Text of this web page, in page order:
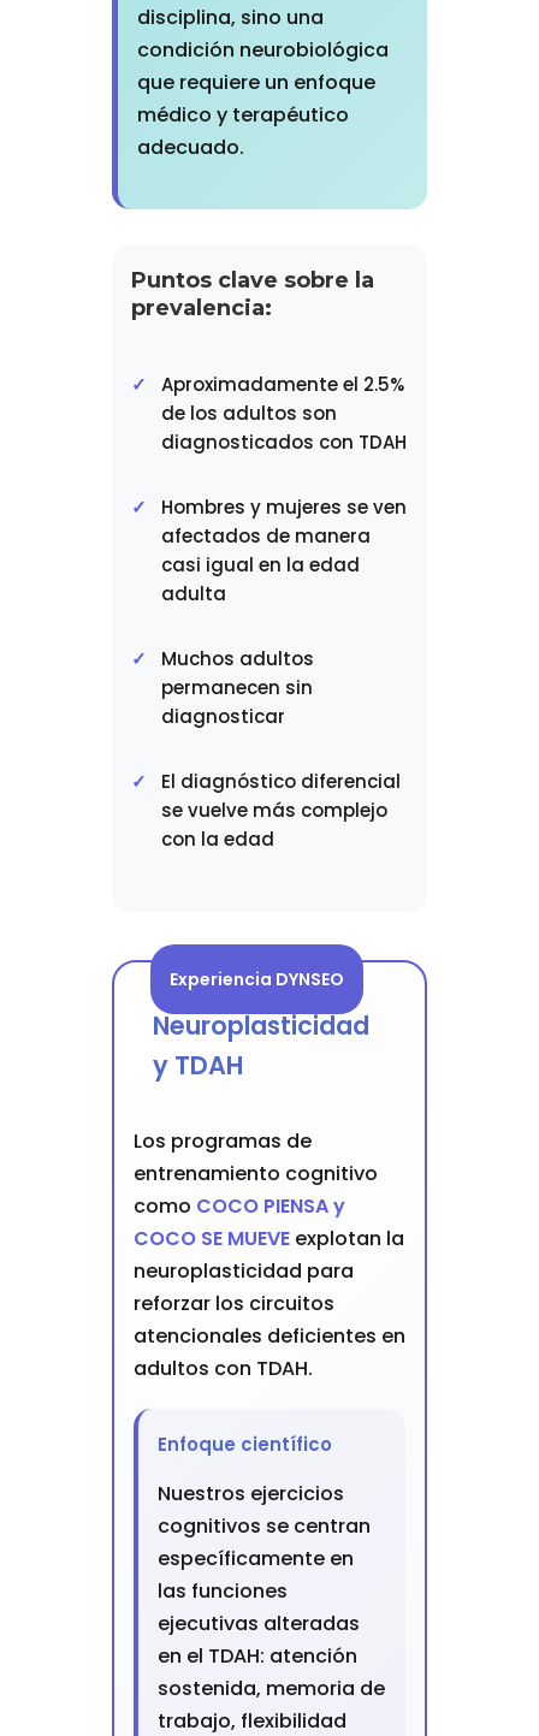
disciplina, sino una
condición neurobiológica
que requiere un enfoque
médico y terapéutico
adecuado.
Puntos clave sobre la
prevalencia:
Aproximadamente el 2.5%
de los adultos son
diagnosticados con TDAH
Hombres y mujeres se ven
afectados de manera
casi igual en la edad
adulta
Muchos adultos
permanecen sin
diagnosticar
El diagnóstico diferencial
se vuelve más complejo
con la edad
Experiencia DYNSEO
Neuroplasticidad
y TDAH
Los programas de
entrenamiento cognitivo
como COCO PIENSA y
COCO SE MUEVEexplotan la
neuroplasticidad para
reforzar los circuitos
atencionales deficientes en
adultos con TDAH.
Enfoque científico
Nuestros ejercicios
cognitivos se centran
específicamente en
las funciones
ejecutivas alteradas
en el TDAH: atención
sostenida, memoria de
trabajo, flexibilidad